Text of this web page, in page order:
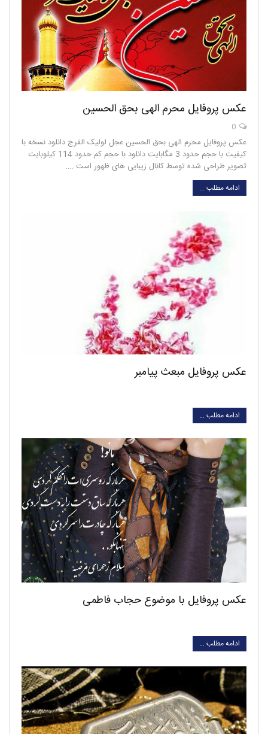
عکس پروفایل محرم الهی بحق الحسین
عکس پروفایل محرم الهی بحق الحسین عجل لولیک الفرج دانلود نسخه با
کیفیت با حجم حدود 3 مگابایت دانلود با حجم کم حدود 114 کیلوبایت
تصویر طراحی شده توسط کانال زیبایی های ظهور است .…
ادامه مطلب …
عکس پروفایل مبعث پیامبر
ادامه مطلب …
عکس پروفایل با موضوع حجاب فاطمی
ادامه مطلب …